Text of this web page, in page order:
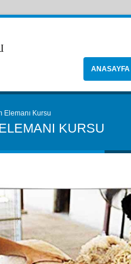
ANASAYFA
Elemanı Kursu
KURSU